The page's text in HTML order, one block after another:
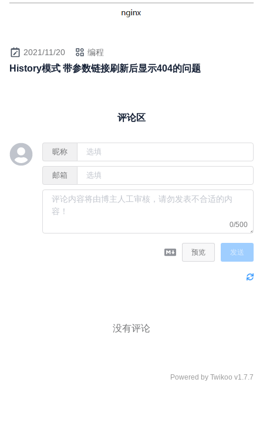
2021/11/20 编程
History模式 带参数链接刷新后显示404的问题
评论区
昵称
邮箱
0/500
预览 发送
没有评论
Powered by Twikoo v1.7.7